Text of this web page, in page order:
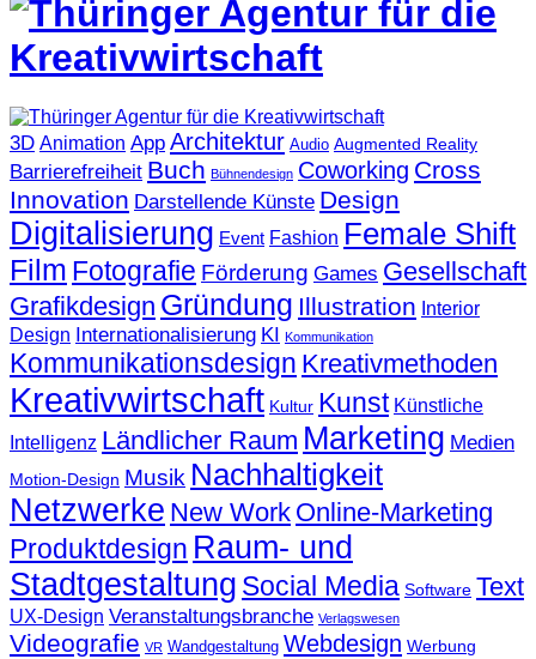
3D Animation App Architektur Audio Augmented Reality
Barrierefreiheit Buch Bühnendesign Coworking Cross
Innovation Darstellende Künste Design
Digitalisierung Event Fashion Female Shift
Film Fotografie Förderung Games Gesellschaft
Grafikdesign Gründung Illustration Interior
Design Internationalisierung KI Kommunikation
Kommunikationsdesign Kreativmethoden
Kreativwirtschaft Kultur Kunst Künstliche
Intelligenz Ländlicher Raum Marketing Medien
Motion-Design Musik Nachhaltigkeit
Netzwerke New Work Online-Marketing
Produktdesign Raum- und
Stadtgestaltung Social Media Software Text
UX-Design Veranstaltungsbranche Verlagswesen
Videografie VR Wandgestaltung Webdesign Werbung